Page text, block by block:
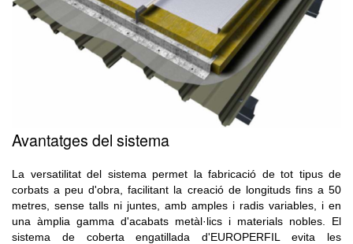
Avantatges del sistema
La versatilitat del sistema permet la fabricació de tot tipus de
corbats a peu d'obra, facilitant la creació de longituds fins a 50
metres, sense talls ni juntes, amb amples i radis variables, i en
una àmplia gamma d'acabats metàl·lics i materials nobles. El
sistema de coberta engatillada d'EUROPERFIL evita les